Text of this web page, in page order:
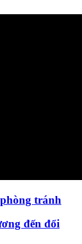
tránh
đến đổi